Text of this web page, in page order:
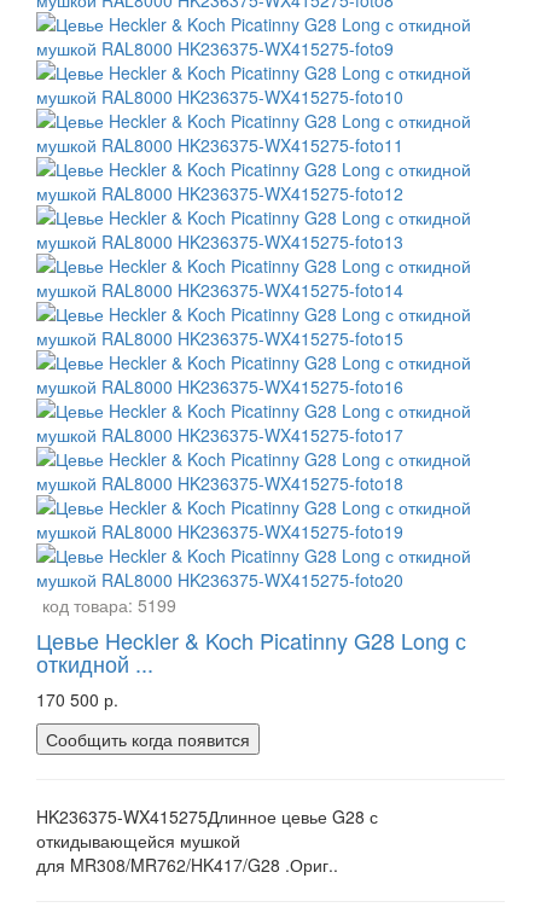
код товара: 5199
Цевье Heckler & Koch Picatinny G28 Long с
откидной ...
170 500 р.
Сообщить когда появится
HK236375-WX415275Длинное цевье G28 с
откидывающейся мушкой
для MR308/MR762/HK417/G28 .Ориг..